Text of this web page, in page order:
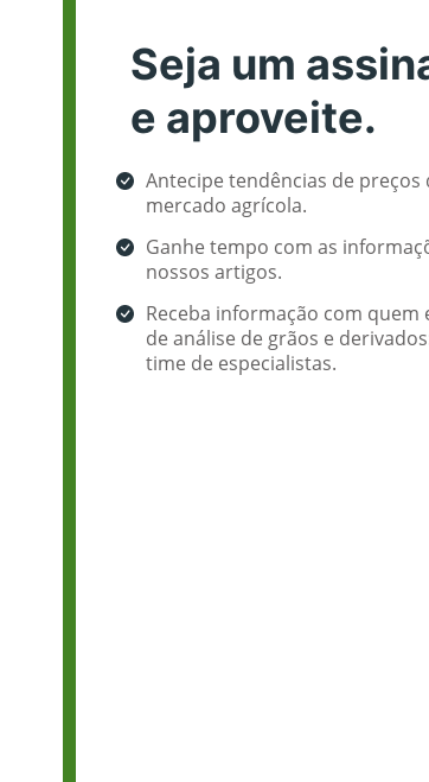
Seja um
e aproveite.
Antecipe tendências de preços
mercado agrícola.
Ganhe tempo com as
nossos artigos.
Receba informação com quem
de análise de grãos e
time de especialistas.